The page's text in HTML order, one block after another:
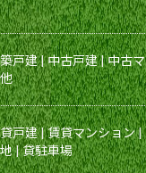
戸建|中古戸建|中古
戸建|賃貸マンション|
|貸駐車場